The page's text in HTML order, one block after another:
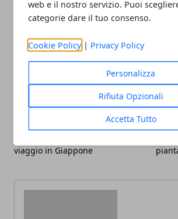
web e il nostro servizio. Puoi
categorie dare il tuo consenso.
Cookie Policy | Privacy Policy
Personalizza
Rifiuta Opzionali
Accetta Tutto
Facebook
TwitterWhatsapp
viaggio in Giappone